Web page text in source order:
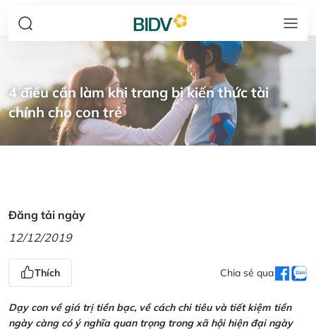
4 điều cần làm khi trang bị kiến thức tài
chính cho con trẻ
Đăng tải ngày
12/12/2019
Thích Chia sẻ qua
Dạy con về giá trị tiền bạc, về cách chi tiêu và tiết kiệm tiền
ngày càng có ý nghĩa quan trọng trong xã hội hiện đại ngày